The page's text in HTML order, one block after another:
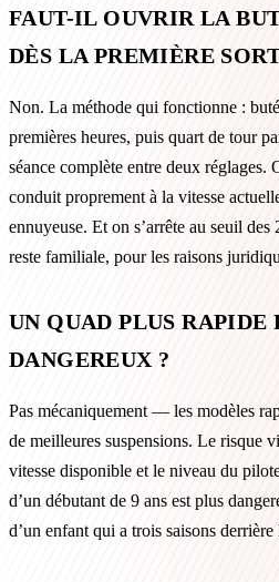
FAUT-IL OUVRIR LA
DÈS LA PREMIÈRE
Non. La méthode qui fonctionne :
premières heures, puis quart de tour
séance complète entre deux réglages.
conduit proprement à la vitesse
ennuyeuse. Et on s’arrête au seuil
reste familiale, pour les raisons
UN QUAD PLUS RAPIDE
DANGEREUX ?
Pas mécaniquement — les modèles
de meilleures suspensions. Le risque
vitesse disponible et le niveau du
d’un débutant de 9 ans est plus
d’un enfant qui a trois saisons derrière